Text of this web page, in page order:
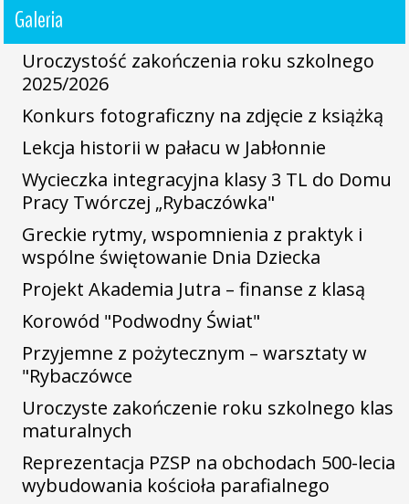
Galeria
Uroczystość zakończenia roku szkolnego
2025/2026
Konkurs fotograficzny na zdjęcie z książką
Lekcja historii w pałacu w Jabłonnie
Wycieczka integracyjna klasy 3 TL do Domu
Pracy Twórczej „Rybaczówka"
Greckie rytmy, wspomnienia z praktyk i
wspólne świętowanie Dnia Dziecka
Projekt Akademia Jutra – finanse z klasą
Korowód "Podwodny Świat"
Przyjemne z pożytecznym – warsztaty w
"Rybaczówce
Uroczyste zakończenie roku szkolnego klas
maturalnych
Reprezentacja PZSP na obchodach 500-lecia
wybudowania kościoła parafialnego